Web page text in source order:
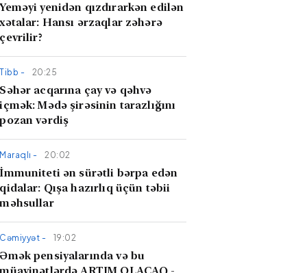
Yeməyi yenidən qızdırarkən edilən
xətalar: Hansı ərzaqlar zəhərə
çevrilir?
Tibb - 20:25
​Səhər acqarına çay və qəhvə
içmək: Mədə şirəsinin tarazlığını
pozan vərdiş
Maraqlı - 20:02
İmmuniteti ən sürətli bərpa edən
qidalar: Qışa hazırlıq üçün təbii
məhsullar
Cəmiyyət - 19:02
Əmək pensiyalarında və bu